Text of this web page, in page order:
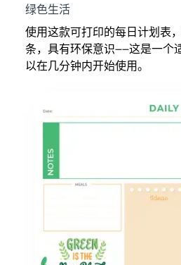
绿色生活
使用这款可打印的每日计划表
条，具有环保意识——这是一个
以在几分钟内开始使用。
简洁、适合孩子的布局可
养成环保习惯变得简单——